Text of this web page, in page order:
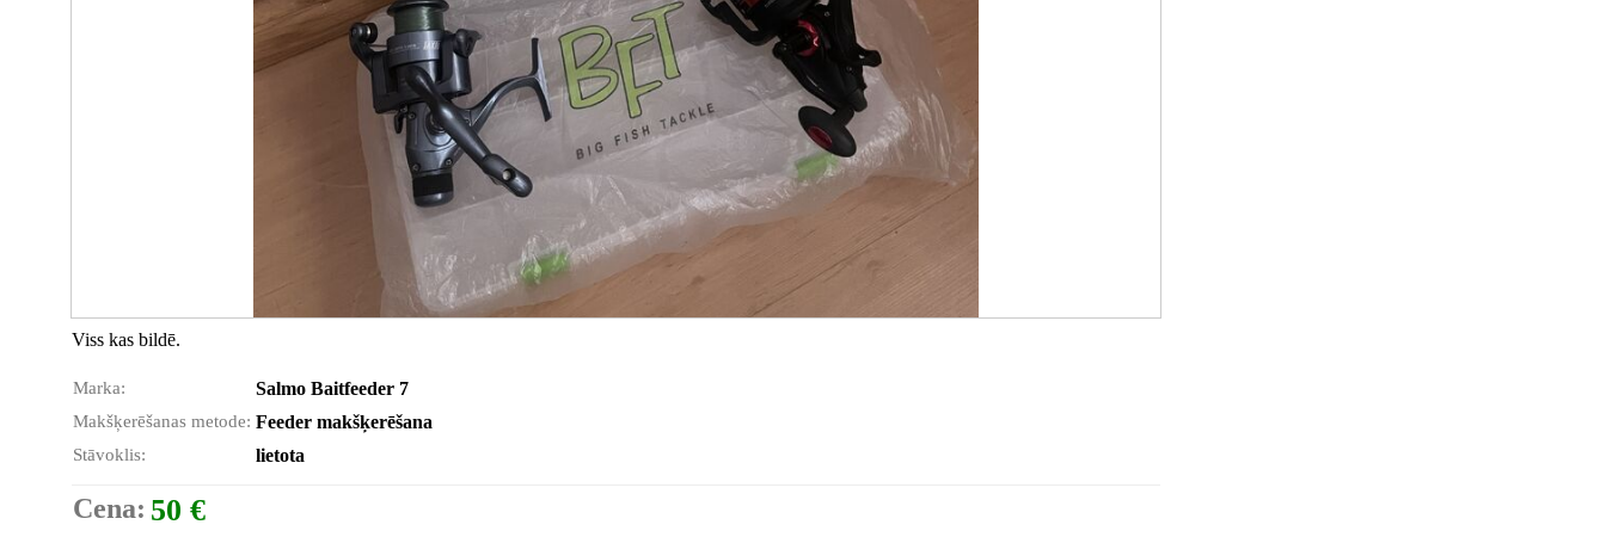
Viss kas bildē.
Marka: Salmo Baitfeeder 7
Makšķerēšanas metode: Feeder makšķerēšana
Stāvoklis: lietota
Cena: 50 €